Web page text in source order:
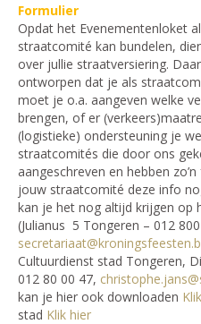
Formulier
Opdat het Evenementenloket
straatcomité kan bundelen,
over jullie straatversiering.
ontworpen dat je als
moet je o.a. aangeven welke
brengen, of er
(logistieke) ondersteuning je
straatcomités die door ons
aangeschreven en hebben
jouw straatcomité deze info
kan je het nog altijd krijgen op
(Julianus 5 Tongeren – 012
Cultuurdienst stad Tongeren,
012 80 00 47,
kan je hier ook downloaden
stad Klik hier